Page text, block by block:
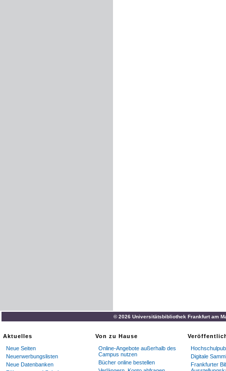
© 2026 Universitätsbibliothek Frankfurt am
Aktuelles
Neue Seiten
Neuerwerbungslisten
Neue Datenbanken
Von zu Hause
Online-Angebote außerhalb des
Campus nutzen
Bücher online bestellen
Digitale
Frankfurter